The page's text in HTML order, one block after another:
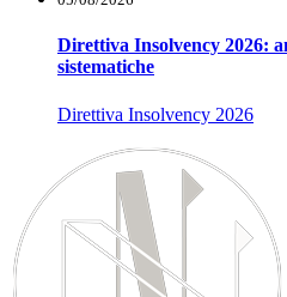
Direttiva Insolvency 2026:
sistematiche
Direttiva Insolvency 2026